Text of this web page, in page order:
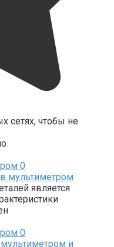
сетях, чтобы не
0
мультиметром
является
0
и